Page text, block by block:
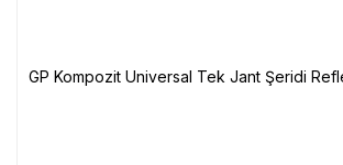
GP Kompozit Universal Tek Jant Şeridi